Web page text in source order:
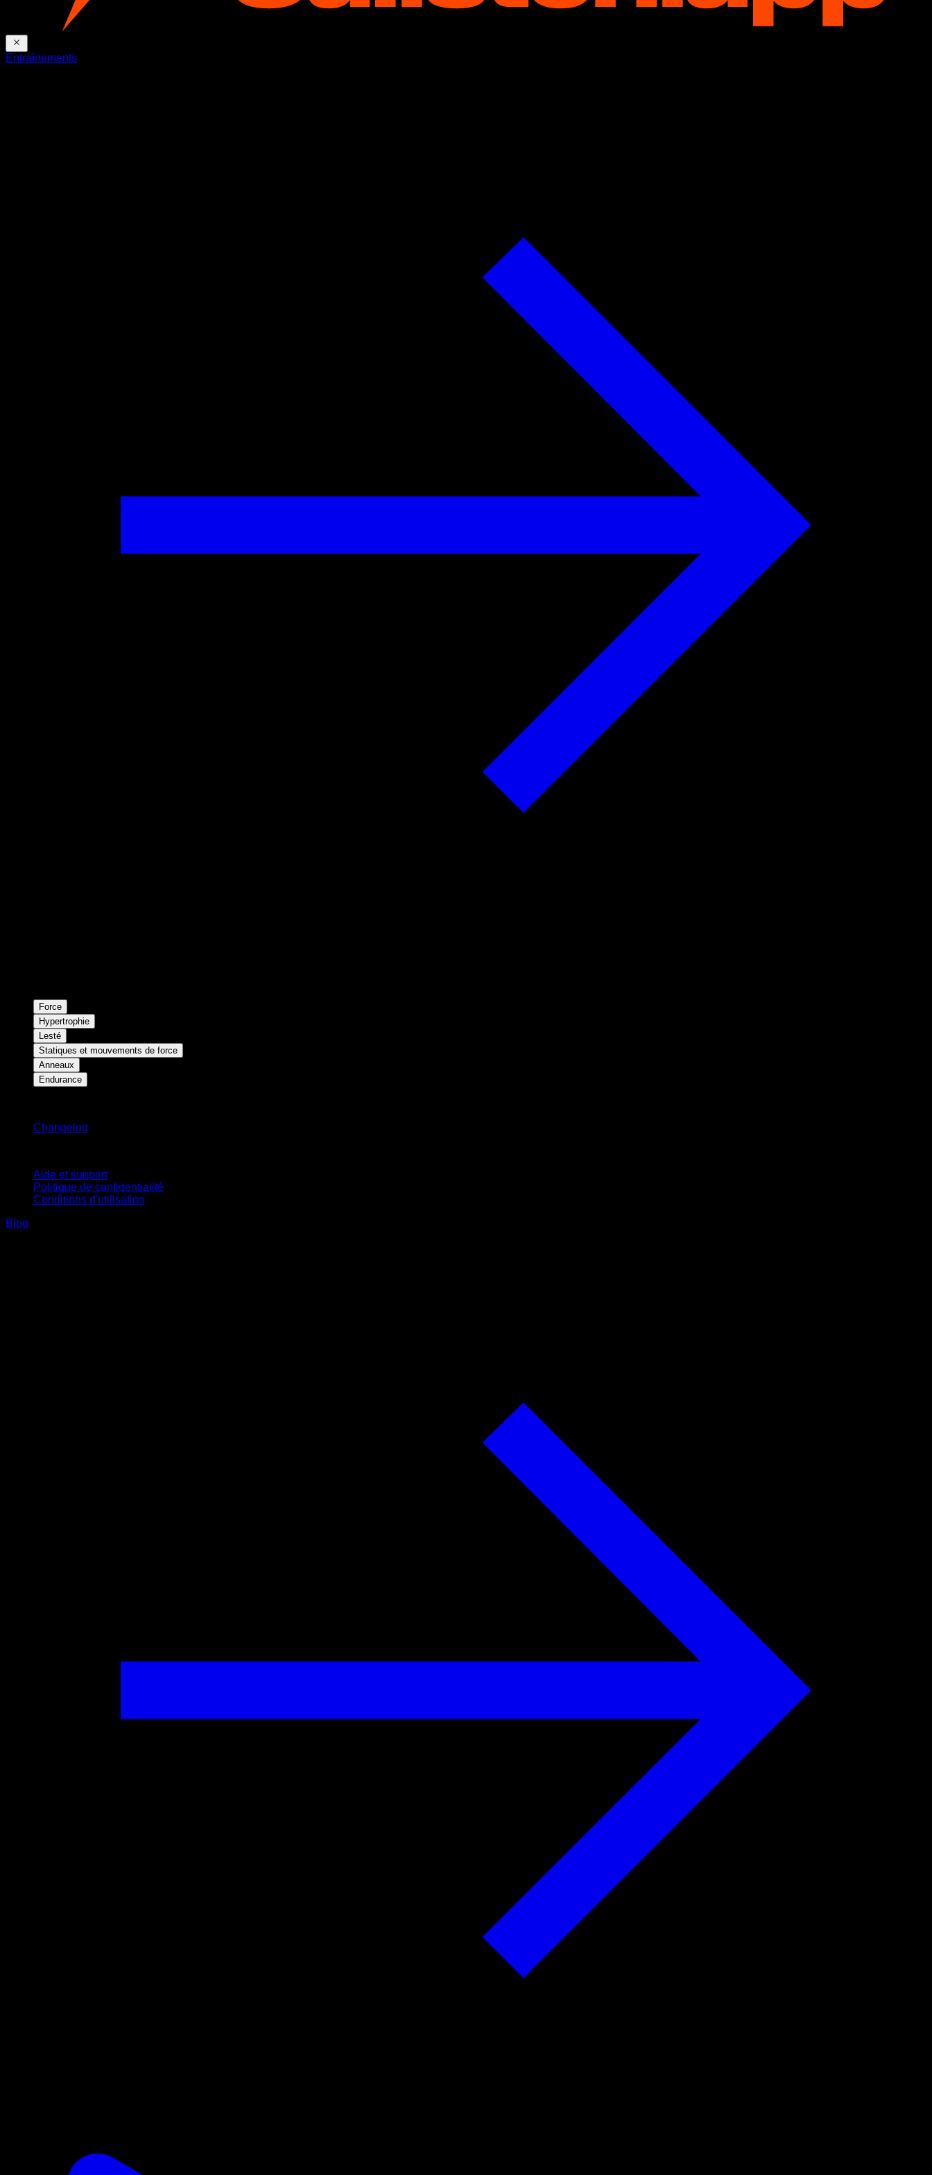
Entraînements
Force
Hypertrophie
Lesté
Statiques et mouvements de force
Anneaux
Endurance
Changelog
Aide et support
Politique de confidentialité
Conditions d'utilisation
Blog